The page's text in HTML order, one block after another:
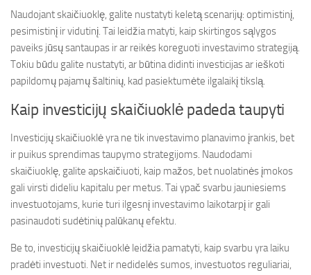
Naudojant skaičiuoklę, galite nustatyti keletą scenarijų: optimistinį,
pesimistinį ir vidutinį. Tai leidžia matyti, kaip skirtingos sąlygos
paveiks jūsų santaupas ir ar reikės koreguoti investavimo strategiją.
Tokiu būdu galite nustatyti, ar būtina didinti investicijas ar ieškoti
papildomų pajamų šaltinių, kad pasiektumėte ilgalaikį tikslą.
Kaip investicijų skaičiuoklė padeda taupyti
Investicijų skaičiuoklė yra ne tik investavimo planavimo įrankis, bet
ir puikus sprendimas taupymo strategijoms. Naudodami
skaičiuoklę, galite apskaičiuoti, kaip mažos, bet nuolatinės įmokos
gali virsti dideliu kapitalu per metus. Tai ypač svarbu jauniesiems
investuotojams, kurie turi ilgesnį investavimo laikotarpį ir gali
pasinaudoti sudėtinių palūkanų efektu.
Be to, investicijų skaičiuoklė leidžia pamatyti, kaip svarbu yra laiku
pradėti investuoti. Net ir nedidelės sumos, investuotos reguliariai,